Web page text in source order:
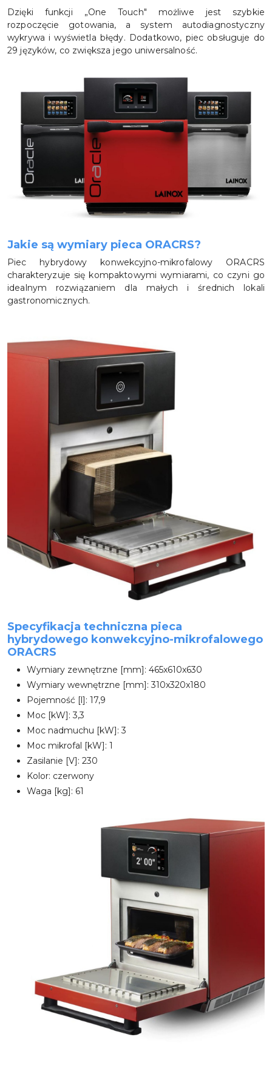
Dzięki funkcji „One Touch" możliwe jest szybkie
rozpoczęcie gotowania, a system autodiagnostyczny
wykrywa i wyświetla błędy. Dodatkowo, piec obsługuje do
29 języków, co zwiększa jego uniwersalność.
Jakie są wymiary pieca ORACRS?
Piec hybrydowy konwekcyjno-mikrofalowy ORACRS
charakteryzuje się kompaktowymi wymiarami, co czyni go
idealnym rozwiązaniem dla małych i średnich lokali
gastronomicznych.
Specyfikacja techniczna pieca
hybrydowego konwekcyjno-mikrofalowego
ORACRS
Wymiary zewnętrzne [mm]: 465x610x630
Wymiary wewnętrzne [mm]: 310x320x180
Pojemność [l]: 17,9
Moc [kW]: 3,3
Moc nadmuchu [kW]: 3
Moc mikrofal [kW]: 1
Zasilanie [V]: 230
Kolor: czerwony
Waga [kg]: 61